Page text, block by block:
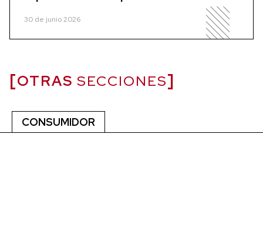
30 de junio 2026
OTRAS SECCIONES
CONSUMIDOR